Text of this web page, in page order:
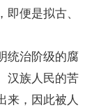
便是拟古、
治阶级的腐
汉族人民的苦
来，因此被人